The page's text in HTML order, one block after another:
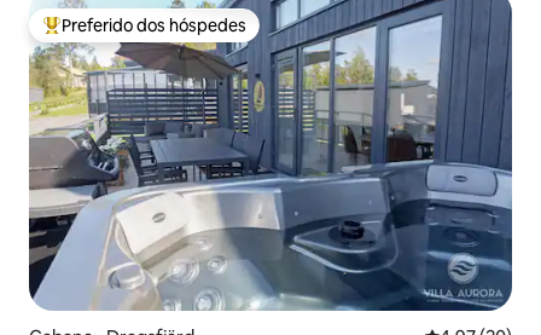
Entre os melhores preferidos dos hóspedes
Preferido dos hóspedes